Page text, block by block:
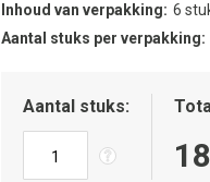
Inhoud van verpakking
6
Aantal stuks per verpakking
Aantal stuks